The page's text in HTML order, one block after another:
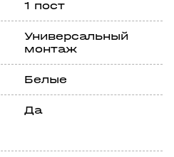
1 пост
Универсальный
монтаж
Белые
Да